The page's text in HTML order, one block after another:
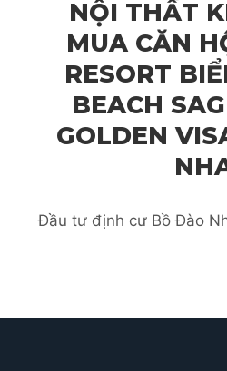
NỘI THẤT
MUA CĂN
RESORT
BEACH
GOLDEN
Đầu tư định cư Bồ Đào